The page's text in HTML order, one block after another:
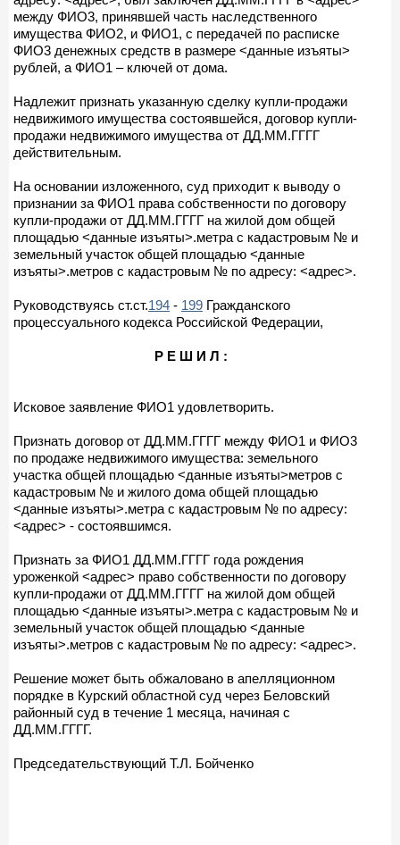
между ФИО3, принявшей часть наследственного
имущества ФИО2, и ФИО1, с передачей по расписке
ФИО3 денежных средств в размере <данные изъяты>
рублей, а ФИО1 – ключей от дома.
Надлежит признать указанную сделку купли-продажи
недвижимого имущества состоявшейся, договор купли-
продажи недвижимого имущества от ДД.ММ.ГГГГ
действительным.
На основании изложенного, суд приходит к выводу о
признании за ФИО1 права собственности по договору
купли-продажи от ДД.ММ.ГГГГ на жилой дом общей
площадью <данные изъяты>.метра с кадастровым № и
земельный участок общей площадью <данные
изъяты>.метров с кадастровым № по адресу: <адрес>.
Руководствуясь ст.ст.194 - 199 Гражданского
процессуального кодекса Российской Федерации,
Р Е Ш И Л :
Исковое заявление ФИО1 удовлетворить.
Признать договор от ДД.ММ.ГГГГ между ФИО1 и ФИО3
по продаже недвижимого имущества: земельного
участка общей площадью <данные изъяты>метров с
кадастровым № и жилого дома общей площадью
<данные изъяты>.метра с кадастровым № по адресу:
<адрес> - состоявшимся.
Признать за ФИО1 ДД.ММ.ГГГГ года рождения
уроженкой <адрес> право собственности по договору
купли-продажи от ДД.ММ.ГГГГ на жилой дом общей
площадью <данные изъяты>.метра с кадастровым № и
земельный участок общей площадью <данные
изъяты>.метров с кадастровым № по адресу: <адрес>.
Решение может быть обжаловано в апелляционном
порядке в Курский областной суд через Беловский
районный суд в течение 1 месяца, начиная с
ДД.ММ.ГГГГ.
Председательствующий Т.Л. Бойченко